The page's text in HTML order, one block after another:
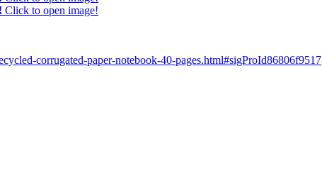
Click to open image!
corrugated-paper-notebook-40-pages.html#sigProId86806f9517